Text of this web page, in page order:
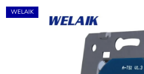
produktu
WELAIK